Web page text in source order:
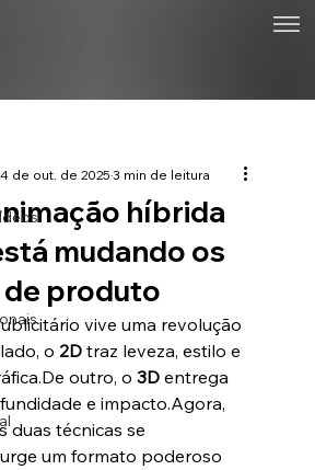
híbrida
mudando os
de produto
de out. de 20253 min de leitura
vive uma revolução
o 2D traz leveza, estilo e
outro, o 3D entrega
e impacto.Agora,
duas técnicas se
um formato poderoso